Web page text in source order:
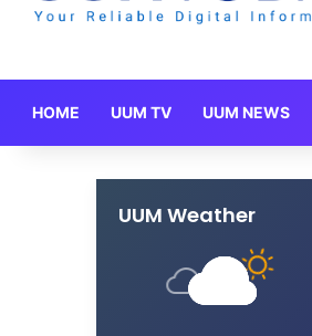
HOME UUM TV UUM NEWS
UUM Weather